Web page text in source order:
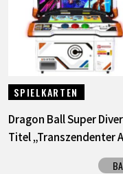
SPIELKARTEN
Dragon Ball Super
Titel „Transzendenter